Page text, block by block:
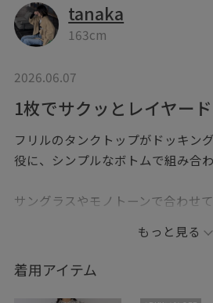
tanaka
163cm
2026.06.07
1枚でサクッとレイヤー
フリルのタンクトップがドッキン
役に、シンプルなボトムで組み合わ
サングラスやモノトーンで合わせ
※記載のないアイテムは私物です。
もっと見る
着用アイテム